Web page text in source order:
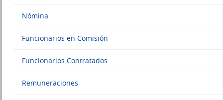
Nómina
Funcionarios en Comisión
Funcionarios Contratados
Remuneraciones